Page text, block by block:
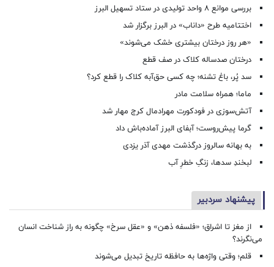
بررسی موانع ۸ واحد تولیدی در ستاد تسهیل البرز
اختتامیه طرح «داناب» در البرز برگزار شد
«هر روز درختان بیشتری خشک می‌شوند»
درختان صدساله کلاک در صف قطع
سد پُر، باغ تشنه؛ چه کسی حق‌آبه کلاک را قطع کرد؟
ماما؛ همراه سلامت مادر
آتش‌سوزی در فودکورت مهرادمال کرج مهار شد
گرما پیش‌روست؛ آبفای البرز آماده‌باش داد
به بهانه سالروز درگذشت مهدی آذر یزدی
لبخندِ سدها، زنگِ خطرِ آب
پیشنهاد سردبیر
از مغز تا اشراق؛ «فلسفه ذهن» و «عقل سرخ» چگونه به راز شناخت انسان
می‌نگرند؟
قلم؛ وقتی واژه‌ها به حافظه تاریخ تبدیل می‌شوند